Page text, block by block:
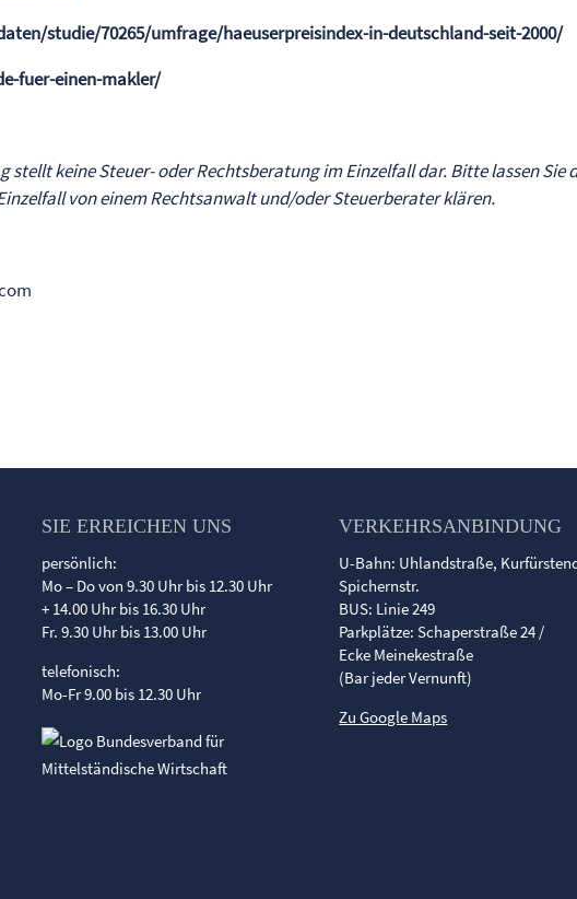
studie/70265/umfrage/haeuserpreisindex-in-deutschland-seit-2000/
fuer-einen-makler/
stellt keine Steuer- oder Rechtsberatung im Einzelfall dar. Bitte lassen Sie
von einem Rechtsanwalt und/oder Steuerberater klären.
SIE ERREICHEN UNS
persönlich:
Mo – Do von 9.30 Uhr bis 12.30 Uhr
+ 14.00 Uhr bis 16.30 Uhr
Fr. 9.30 Uhr bis 13.00 Uhr
telefonisch:
Mo-Fr 9.00 bis 12.30 Uhr
VERKEHRSANBINDUNG
U-Bahn: Uhlandstraße,
Spichernstr.
BUS: Linie 249
Parkplätze: Schaperstraße 24 /
Ecke Meinekestraße
(Bar jeder Vernunft)
Zu Google Maps